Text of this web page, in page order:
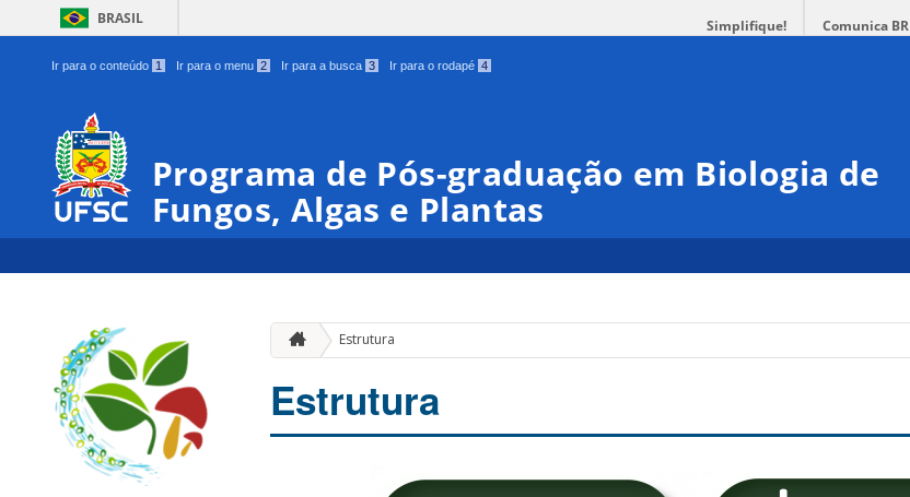
BRASIL Simplifique! Comunica BR
Ir para o conteúdo 1 Ir para o menu 2 Ir para a busca 3 Ir para o rodapé 4
Programa de Pós-graduação em Biologia de
Fungos, Algas e Plantas
Estrutura
Estrutura